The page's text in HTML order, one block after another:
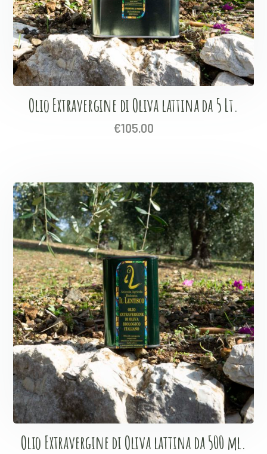
Olio Extravergine di Oliva lattina da 5 Lt.
€105.00
Olio Extravergine di Oliva lattina da 500 ml.